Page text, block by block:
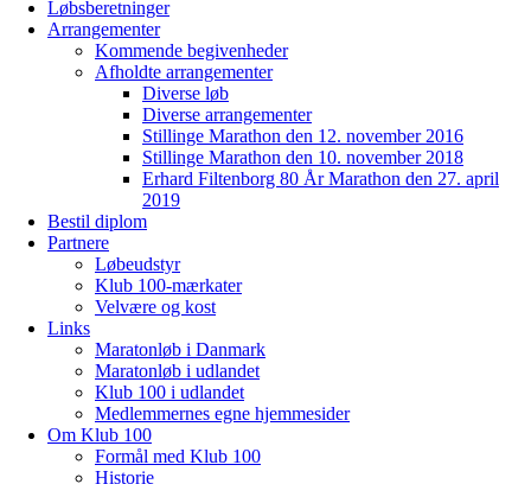
Løbsberetninger
Arrangementer
Kommende begivenheder
Afholdte arrangementer
Diverse løb
Diverse arrangementer
Stillinge Marathon den 12. november 2016
Stillinge Marathon den 10. november 2018
Erhard Filtenborg 80 År Marathon den 27. april
2019
Bestil diplom
Partnere
Løbeudstyr
Klub 100-mærkater
Velvære og kost
Links
Maratonløb i Danmark
Maratonløb i udlandet
Klub 100 i udlandet
Medlemmernes egne hjemmesider
Om Klub 100
Formål med Klub 100
Historie